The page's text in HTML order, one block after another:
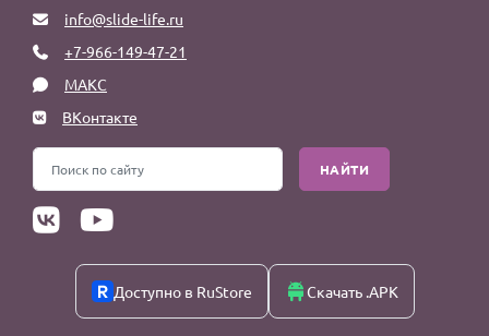
info@slide-life.ru
+7-966-149-47-21
МАКС
ВКонтакте
НАЙТИ
Доступно в RuStore Скачать .APK